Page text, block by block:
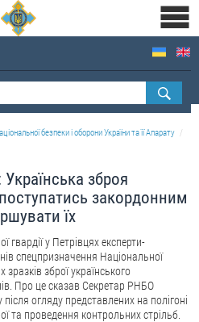
України
України
безпеки і оборони України
безпеки і оборони України та її Апарату
зброя
закордонним
їх
гвардії у Петрівцях експерти-
спецпризначення Національної
зразків зброї українського
Про це сказав Секретар РНБО
огляду представлених на полігоні
та проведення контрольних стрільб.